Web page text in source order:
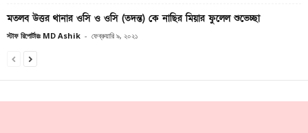
মতলব উত্তর থানার ওসি ও ওসি (তদন্ত) কে নাছির মিয়ার ফুলেল শুভেচ্ছা
স্টাফ রিপোর্টারঃ MD Ashik - ফেব্রুয়ারি ৯, ২০২১